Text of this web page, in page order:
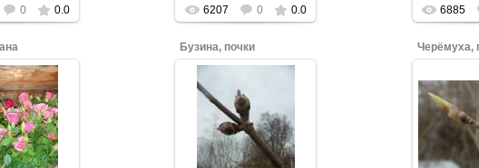
0 0.0 6207 0 0.0 6885
чтобы
Бузина, почки
Нажмите, чтобы
увеличить.
Черёмуха,